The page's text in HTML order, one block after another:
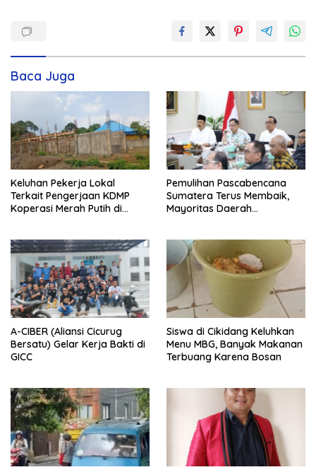
Baca Juga
Keluhan Pekerja Lokal
Terkait Pengerjaan KDMP
Koperasi Merah Putih di
Pemulihan Pascabencana
Sumatera Terus Membaik,
Mayoritas Daerah
A-CIBER (Aliansi Cicurug
Bersatu) Gelar Kerja Bakti di
GICC
Siswa di Cikidang Keluhkan
Menu MBG, Banyak Makanan
Terbuang Karena Bosan